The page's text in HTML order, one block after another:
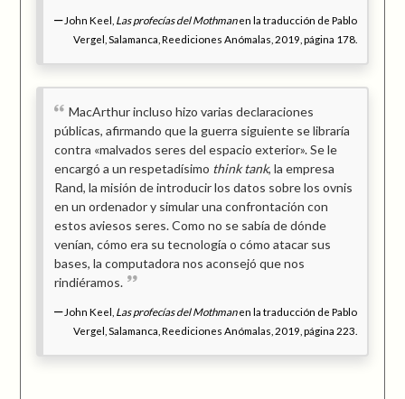
John Keel, Las profecías del Mothmanen la traducción de Pablo
Vergel, Salamanca, Reediciones Anómalas, 2019, página 178.
MacArthur incluso hizo varias declaraciones
públicas, afirmando que la guerra siguiente se libraría
contra «malvados seres del espacio exterior». Se le
encargó a un respetadísimo think tank, la empresa
Rand, la misión de introducir los datos sobre los ovnis
en un ordenador y simular una confrontación con
estos aviesos seres. Como no se sabía de dónde
venían, cómo era su tecnología o cómo atacar sus
bases, la computadora nos aconsejó que nos
rindiéramos.
John Keel, Las profecías del Mothmanen la traducción de Pablo
Vergel, Salamanca, Reediciones Anómalas, 2019, página 223.